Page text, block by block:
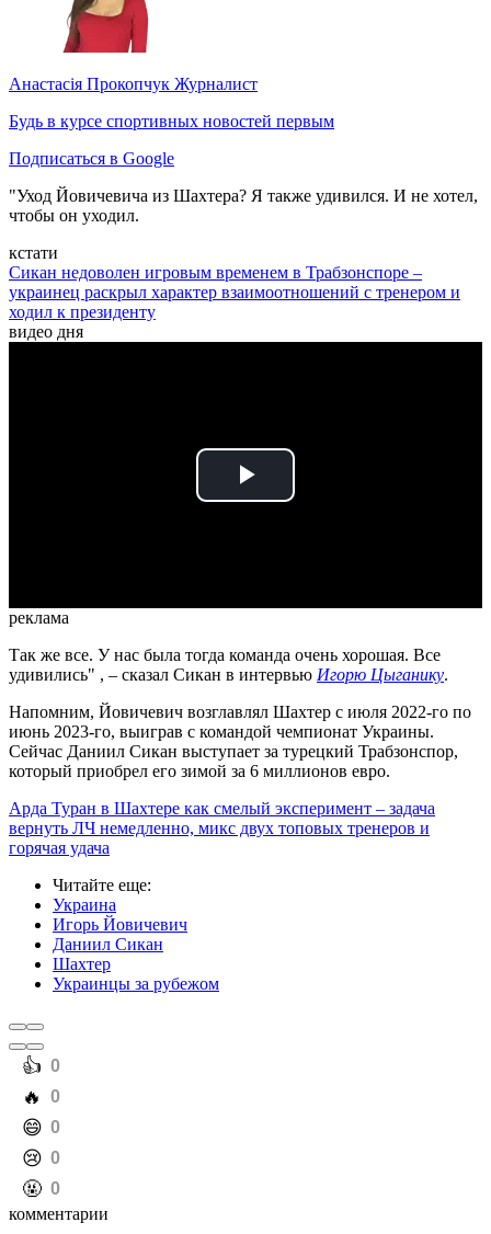
Анастасія Прокопчук Журналист
Будь в курсе спортивных новостей первым
Подписаться в Google
"Уход Йовичевича из Шахтера? Я также удивился. И не хотел,
чтобы он уходил.
кстати
Сикан недоволен игровым временем в Трабзонспоре –
украинец раскрыл характер взаимоотношений с тренером и
ходил к президенту
видео дня
Play
реклама
Так же все. У нас была тогда команда очень хорошая. Все
удивились" , – сказал Сикан в интервью Игорю Цыганику.
Напомним, Йовичевич возглавлял Шахтер с июля 2022-го по
июнь 2023-го, выиграв с командой чемпионат Украины.
Сейчас Даниил Сикан выступает за турецкий Трабзонспор,
который приобрел его зимой за 6 миллионов евро.
Арда Туран в Шахтере как смелый эксперимент – задача
вернуть ЛЧ немедленно, микс двух топовых тренеров и
горячая удача
Читайте еще:
Украина
Игорь Йовичевич
Даниил Сикан
Шахтер
Украинцы за рубежом
️👍 0
️🔥 0
️😄 0
️😢 0
️🤬 0
комментарии